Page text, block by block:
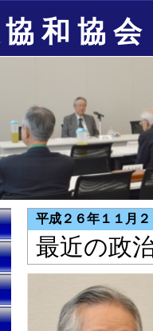
協 和 協 会
平成２６年１１月
最近の政